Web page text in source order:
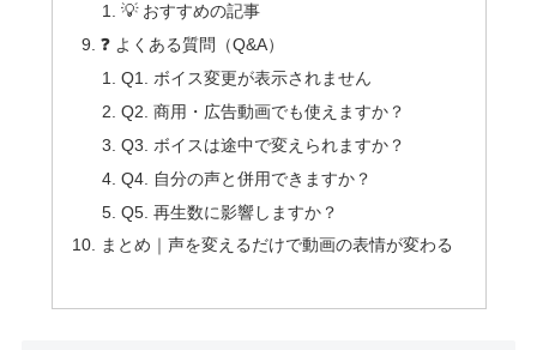
💡 おすすめの記事
❓ よくある質問（Q&A）
Q1. ボイス変更が表示されません
Q2. 商用・広告動画でも使えますか？
Q3. ボイスは途中で変えられますか？
Q4. 自分の声と併用できますか？
Q5. 再生数に影響しますか？
まとめ｜声を変えるだけで動画の表情が変わる